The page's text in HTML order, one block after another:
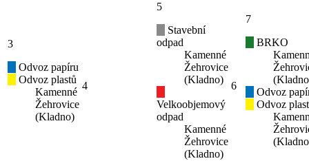
3
Odvoz papíru
Odvoz plastů
Kamenné
Žehrovice
(Kladno)
4
5
Stavební
odpad
Kamenné
Žehrovice
(Kladno)
Velkoobjemový
odpad
Kamenné
Žehrovice
(Kladno)
6
7
BRKO
Odvoz
Odvoz